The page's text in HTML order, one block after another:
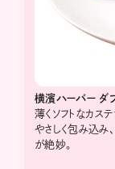
横濱ハーバー ダ
薄くソフトなカス
やさしく包み込み
が絶妙。